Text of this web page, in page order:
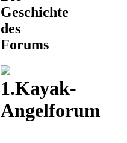
Geschichte
des
Forums
1.Kayak-
Angelforum